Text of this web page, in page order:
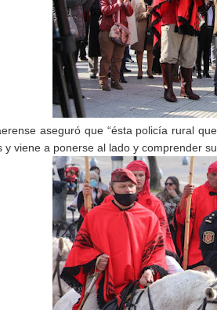
aseguró que “ésta policía rural
y viene a ponerse al lado y comprender